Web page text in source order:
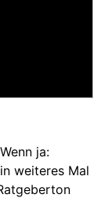
ja:
weiteres Mal